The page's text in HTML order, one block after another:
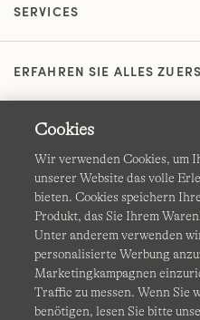
SERVICES
ERFAHREN SIE ALLES
AGB
Cookies Ich möchte
Site Map
Cookies
Wir verwenden Cookies, um
unserer Website das volle
bieten. Cookies speichern
Produkt, das Sie Ihrem
Unter anderem verwenden
personalisierte Werbung
Marketingkampagnen
Traffic zu messen. Wenn Sie
benötigen, lesen Sie bitte